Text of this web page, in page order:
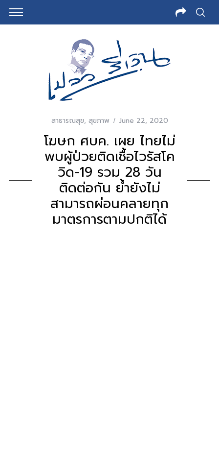
สาธารณสุข, สุขภาพ June 22, 2020
โฆษก ศบค. เผย ไทยไม่
พบผู้ป่วยติดเชื้อไวรัสโค
วิด-19 รวม 28 วัน
ติดต่อกัน ย้ำยังไม่
สามารถผ่อนคลายทุก
มาตรการตามปกติได้